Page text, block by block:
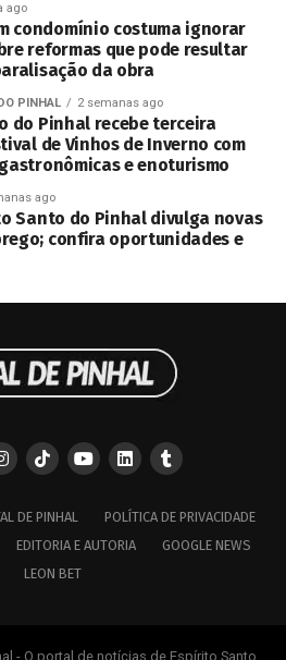
ago
condomínio costuma ignorar
reformas que pode resultar
da obra
PINHAL 2 semanas ago
do Pinhal recebe terceira
de Vinhos de Inverno com
e enoturismo
ago
Santo do Pinhal divulga novas
confira oportunidades e
DE PINHAL
POLÍTICA DE PRIVACIDADE
EDITORIA E AUTORIA
GOOGLE NEWS
LEON BET
- O portal de notícias de Espírito Santo